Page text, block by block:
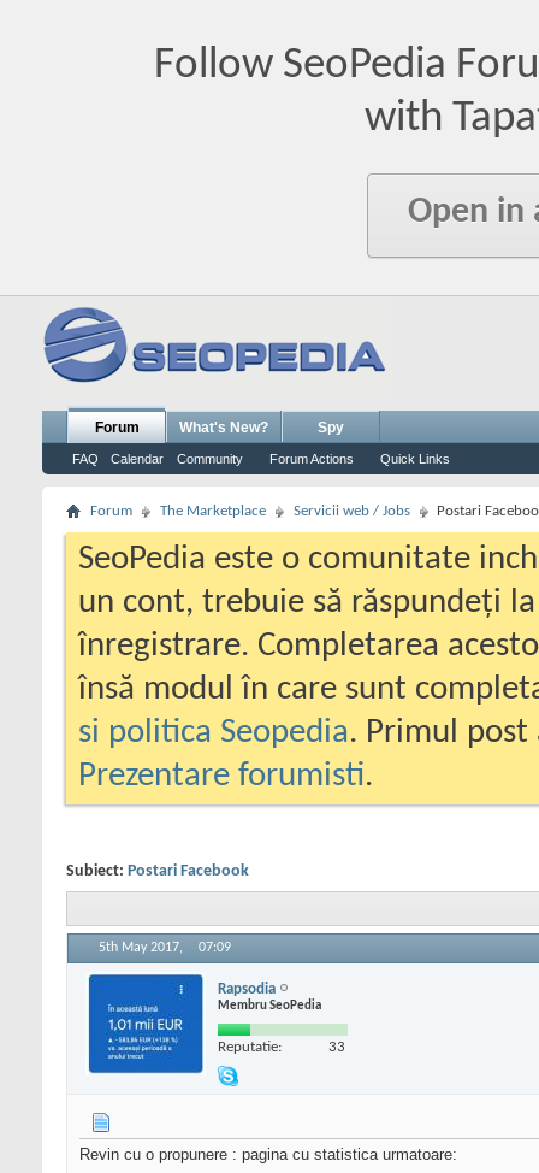
Follow SeoPedia
with
Open in
Forum
FAQ Calendar Community Forum Actions Quick Links
What's New? Spy
Forum The Marketplace Servicii web / Jobs Postari
SeoPedia este o comunitate
un cont, trebuie să răspundeți
înregistrare. Completarea
însă modul în care sunt
si politica Seopedia. Primul
Prezentare forumisti.
Subiect: Postari Facebook
5th May 2017, 07:09
Rapsodia
Membru SeoPedia
Reputatie: 33
Revin cu o propunere : pagina cu statistica urmatoare: